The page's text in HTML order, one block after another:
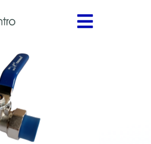
Toggle
Medidores